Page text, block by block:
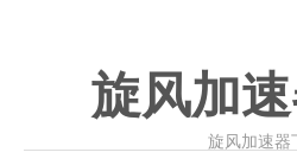
旋风加
旋风加速器